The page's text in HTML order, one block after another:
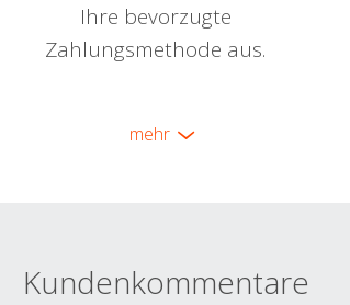
Ihre bevorzugte
Zahlungsmethode aus.
mehr
Kundenkommentare